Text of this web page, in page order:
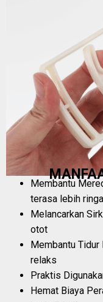
Membantu
terasa lebih
Melancarkan
otot
Membantu Tidur
relaks
Praktis
Hemat Biaya